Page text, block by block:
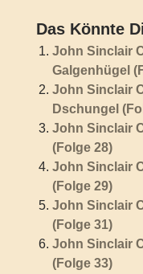
Das Könnte
John Sinclair
Galgenhügel
John Sinclair
Dschungel
John Sinclair
(Folge 28)
John Sinclair
(Folge 29)
John Sinclair
(Folge 31)
John Sinclair
(Folge 33)